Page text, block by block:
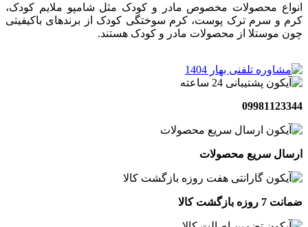
انواع محصولات مخصوص مادر و کودک مثل شامپو ملایم کودک،
کرم و سرم ترک پوست، کرم سوختگی کودک از برندهای باکیفیتی
چون موستلا از محصولات مادر و کودک هستند.
09981123344
ارسال سریع محصولات
ضمانت 7 روزه بازگشت کالا